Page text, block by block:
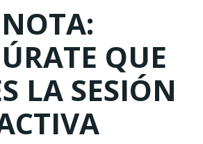
NOTA:
QUE
LA SESIÓN